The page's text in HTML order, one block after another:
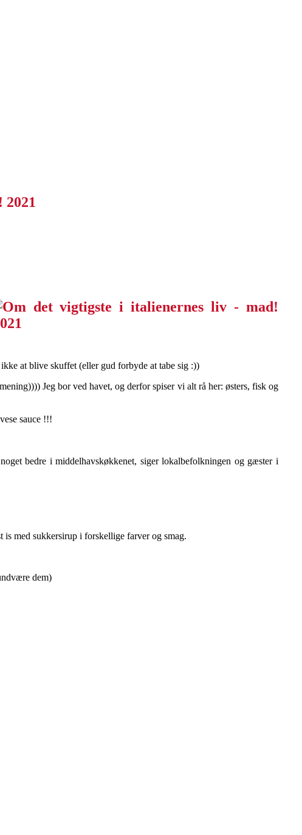
at blive skuffet (eller gud forbyde at tabe sig :)) ⠀
Jeg bor ved havet, og derfor spiser vi alt rå her: østers, fisk og
sauce !!! ⠀
bedre i middelhavskøkkenet, siger lokalbefolkningen og gæster i
med sukkersirup i forskellige farver og smag.
dem)